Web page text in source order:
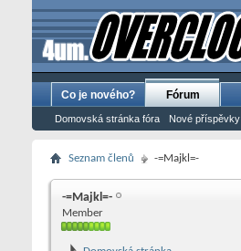
Co je nového? Fórum
Domovská stránka fóra Nové příspěvky
Seznam členů -=Majkl=-
-=Majkl=-
Member